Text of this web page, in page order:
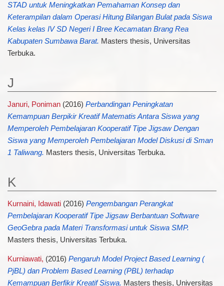
STAD untuk Meningkatkan Pemahaman Konsep dan
Keterampilan dalam Operasi Hitung Bilangan Bulat pada Siswa
Kelas kelas IV SD Negeri I Bree Kecamatan Brang Rea
Kabupaten Sumbawa Barat. Masters thesis, Universitas
Terbuka.
J
Januri, Poniman(2016) Perbandingan Peningkatan
Kemampuan Berpikir Kreatif Matematis Antara Siswa yang
Memperoleh Pembelajaran Kooperatif Tipe Jigsaw Dengan
Siswa yang Memperoleh Pembelajaran Model Diskusi di Sman
1 Taliwang. Masters thesis, Universitas Terbuka.
K
Kurnaini, Idawati(2016) Pengembangan Perangkat
Pembelajaran Kooperatif Tipe Jigsaw Berbantuan Software
GeoGebra pada Materi Transformasi untuk Siswa SMP.
Masters thesis, Universitas Terbuka.
Kurniawati, (2016) Pengaruh Model Project Based Learning (
PjBL) dan Problem Based Learning (PBL) terhadap
Kemampuan Berfikir Kreatif Siswa. Masters thesis, Universitas